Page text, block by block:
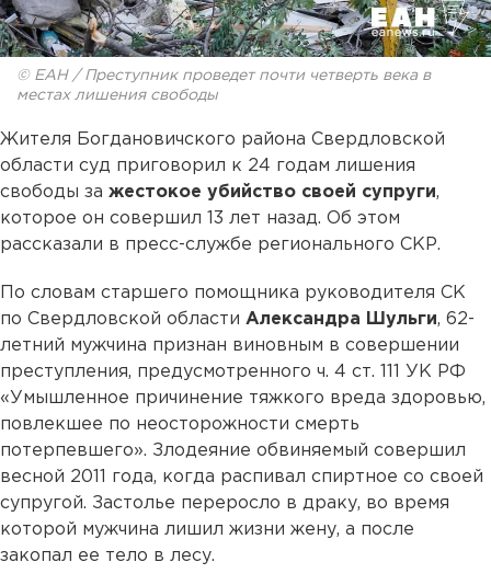
© ЕАН / Преступник проведет почти четверть века в
местах лишения свободы
Жителя Богдановичского района Свердловской
области суд приговорил к 24 годам лишения
свободы за жестокое убийство своей супруги,
которое он совершил 13 лет назад. Об этом
рассказали в пресс-службе регионального СКР.
По словам старшего помощника руководителя СК
по Свердловской области Александра Шульги, 62-
летний мужчина признан виновным в совершении
преступления, предусмотренного ч. 4 ст. 111 УК РФ
«Умышленное причинение тяжкого вреда здоровью,
повлекшее по неосторожности смерть
потерпевшего». Злодеяние обвиняемый совершил
весной 2011 года, когда распивал спиртное со своей
супругой. Застолье переросло в драку, во время
которой мужчина лишил жизни жену, а после
закопал ее тело в лесу.